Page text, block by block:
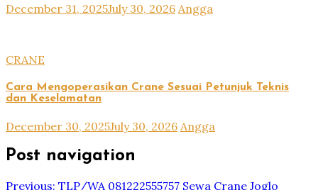
December 31, 2025July 30, 2026 Angga
CRANE
Cara Mengoperasikan Crane Sesuai Petunjuk Teknis
dan Keselamatan
December 30, 2025July 30, 2026 Angga
Post navigation
Previous: TLP/WA 081222555757 Sewa Crane Joglo